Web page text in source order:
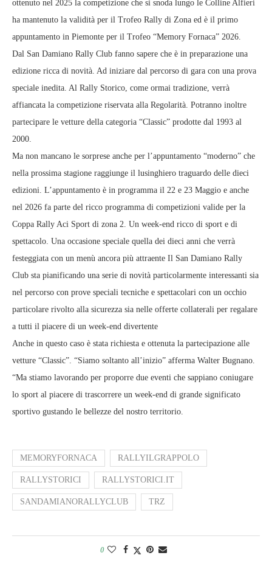
ottenuto nel 2025 la competizione che si snoda lungo le Colline Alfieri
ha mantenuto la validità per il Trofeo Rally di Zona ed è il primo
appuntamento in Piemonte per il Trofeo “Memory Fornaca” 2026.
Dal San Damiano Rally Club fanno sapere che è in preparazione una
edizione ricca di novità. Ad iniziare dal percorso di gara con una prova
speciale inedita. Al Rally Storico, come ormai tradizione, verrà
affiancata la competizione riservata alla Regolarità. Potranno inoltre
partecipare le vetture della categoria “Classic” prodotte dal 1993 al
2000.
Ma non mancano le sorprese anche per l’appuntamento “moderno” che
nella prossima stagione raggiunge il lusinghiero traguardo delle dieci
edizioni. L’appuntamento è in programma il 22 e 23 Maggio e anche
nel 2026 fa parte del ricco programma di competizioni valide per la
Coppa Rally Aci Sport di zona 2. Un week-end ricco di sport e di
spettacolo. Una occasione speciale quella dei dieci anni che verrà
festeggiata con un menù ancora più attraente Il San Damiano Rally
Club sta pianificando una serie di novità particolarmente interessanti sia
nel percorso con prove speciali tecniche e spettacolari con un occhio
particolare rivolto alla sicurezza sia nelle offerte collaterali per regalare
a tutti il piacere di un week-end divertente
Anche in questo caso è stata richiesta e ottenuta la partecipazione alle
vetture “Classic”. “Siamo soltanto all’inizio” afferma Walter Bugnano.
“Ma stiamo lavorando per proporre due eventi che sappiano coniugare
lo sport al piacere di trascorrere un week-end di grande significato
sportivo gustando le bellezze del nostro territorio.
MEMORYFORNACA RALLYILGRAPPOLO
RALLYSTORICI RALLYSTORICI.IT
SANDAMIANORALLYCLUB TRZ
0